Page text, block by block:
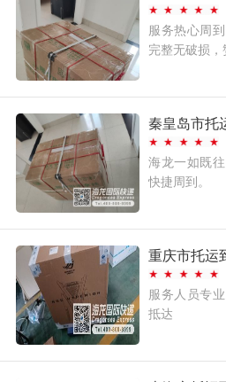
服务热心周
完整无破损
秦皇岛市托
海龙一如既
快捷周到。
重庆市托运
服务人员专
抵达